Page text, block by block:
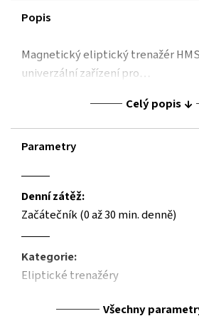
Popis
Magnetický eliptický trenažér HMS
univerzální zařízení pro…
Celý popis
Parametry
Denní zátěž:
Začátečník (0 až 30 min. denně)
Kategorie:
Eliptické trenažéry
Všechny